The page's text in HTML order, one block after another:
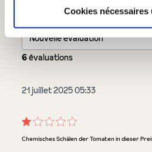
Cookies nécessaires
6évaluations
21 juillet 2025 05:33
Évaluation avec une note de 1
Chemisches Schälen der Tomaten in dieser